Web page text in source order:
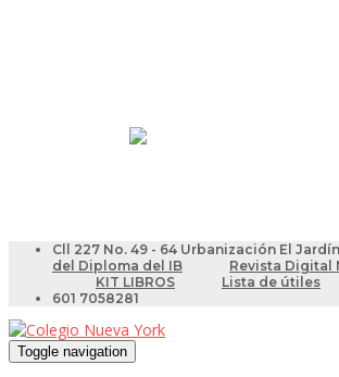
Cll 227 No. 49 - 64 Urbanización El Jardín
del Diploma del IB
Revista Digital
KIT LIBROS
Lista de útiles
601 7058281
Toggle navigation